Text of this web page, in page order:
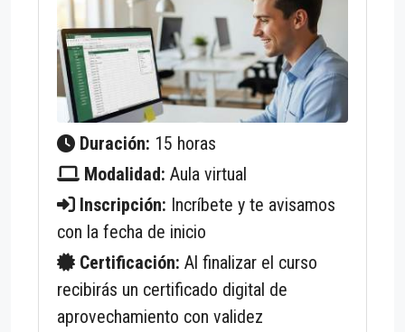
Duración: 15 horas
Modalidad: Aula virtual
Inscripción: Incríbete y te avisamos
con la fecha de inicio
Certificación: Al finalizar el curso
recibirás un certificado digital de
aprovechamiento con validez